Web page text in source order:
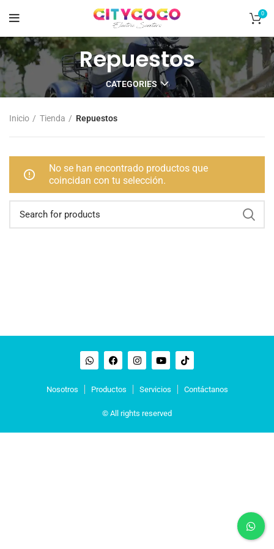
0
Repuestos
CATEGORIES
Inicio Tienda Repuestos
No se han encontrado productos que
coincidan con tu selección.
© All rights reserved
Nosotros Productos Servicios Contáctanos